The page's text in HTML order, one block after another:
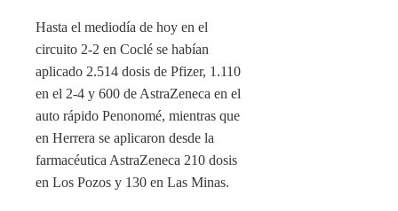
Hasta el mediodía de hoy en el
circuito 2-2 en Coclé se habían
aplicado 2.514 dosis de Pfizer, 1.110
en el 2-4 y 600 de AstraZeneca en el
auto rápido Penonomé, mientras que
en Herrera se aplicaron desde la
farmacéutica AstraZeneca 210 dosis
en Los Pozos y 130 en Las Minas.